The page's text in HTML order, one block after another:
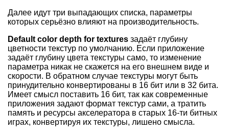
Далее идут три выпадающих списка, параметры
которых серьёзно влияют на производительность.
Default color depth for textures задаёт глубину
цветности текстур по умолчанию. Если приложение
задаёт глубину цвета текстуры само, то изменение
параметра никак не скажется на его внешнем виде и
скорости. В обратном случае текстуры могут быть
принудительно конвертированы в 16 бит или в 32 бита.
Имеет смысл поставить 16 бит, так как современные
приложения задают формат текстур сами, а тратить
память и ресурсы акселератора в старых 16-ти битных
играх, конвертируя их текстуры, лишено смысла.